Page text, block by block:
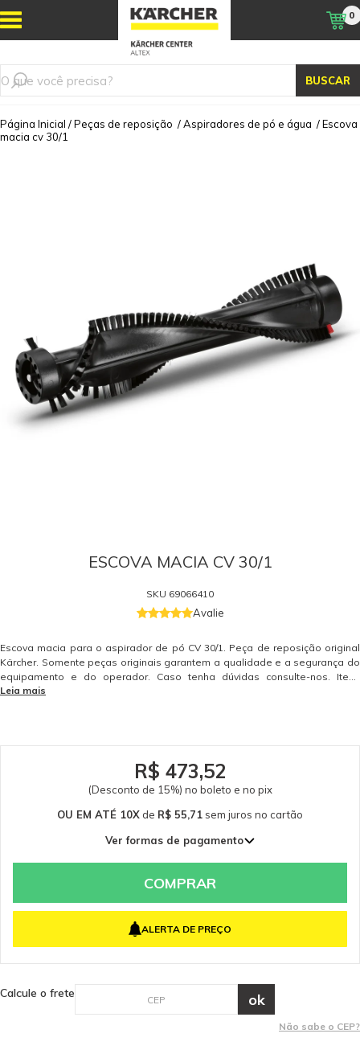
BUSCAR
0
Página Inicial /Peças de reposição /Aspiradores de pó e água /Escova
macia cv 30/1
ESCOVA MACIA CV 30/1
SKU 69066410
Avalie
Escova macia para o aspirador de pó CV 30/1. Peça de reposição original
Kärcher. Somente peças originais garantem a qualidade e a segurança do
equipamento e do operador. Caso tenha dúvidas consulte-nos. Itens
Inclusos 01 Escova Macia para o Aspirador de Pó CV 30/1 Garantia -
Leia mais
R$ 473,52
(Desconto de 15%) no boleto e no pix
OU EM ATÉ 10X de R$ 55,71 sem juros no cartão
Ver formas de pagamento
2x de R$ 278,54 sem juros
5x de R$ 111,42 sem juros
8x de R$ 69,64 sem juros
9x de R$ 61,90 sem juros
COMPRAR
ALERTA DE PREÇO
Calcule o frete
Não sabe o CEP?